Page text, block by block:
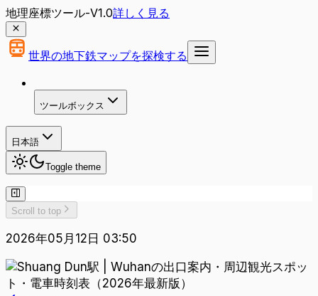
地理座標ツール-V1.0詳しく見る
世界の地下鉄マップを探検する
ツールボックス
日本語
Toggle theme
Scroll to top
2026年05月12日 03:50